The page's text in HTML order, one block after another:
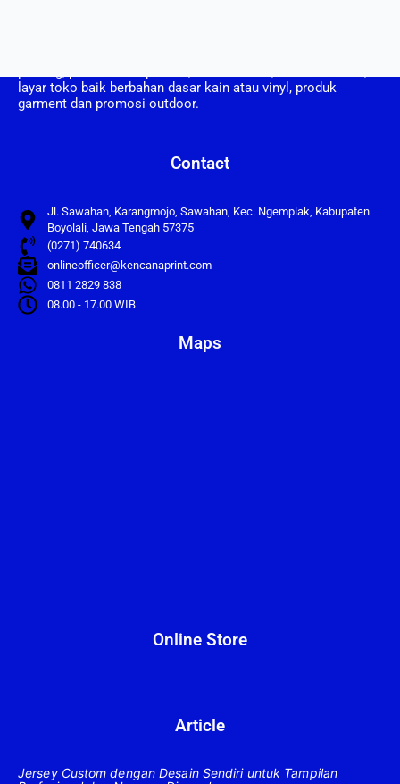
layar toko baik berbahan dasar kain atau vinyl, produk
garment dan promosi outdoor.
Contact
Jl. Sawahan, Karangmojo, Sawahan, Kec. Ngemplak, Kabupaten
Boyolali, Jawa Tengah 57375
(0271) 740634
onlineofficer@kencanaprint.com
0811 2829 838
08.00 - 17.00 WIB
Maps
Online Store
Article
Jersey Custom dengan Desain Sendiri untuk Tampilan